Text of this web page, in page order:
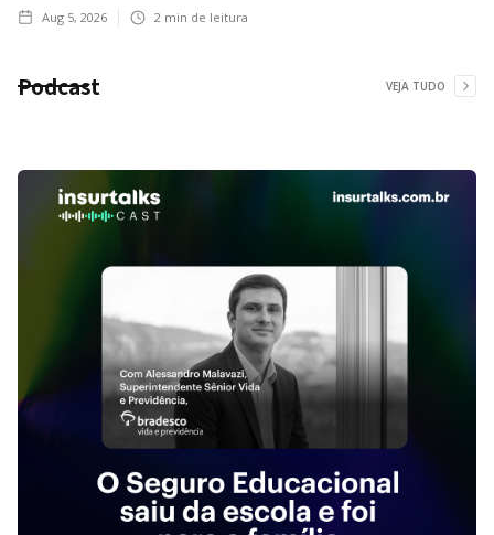
Aug 5, 2026 2 min de leitura
Podcast VEJA TUDO